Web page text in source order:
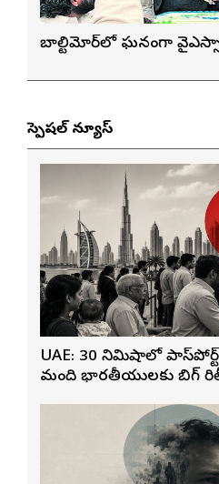
బాల్టిమోర్‌లో ఘనంగా
స్పెషల్ న్యూస్
UAE: 30 నిమిషాల్లో పాస్‌పోర్ట్
మంది భారతీయులకు బిగ్